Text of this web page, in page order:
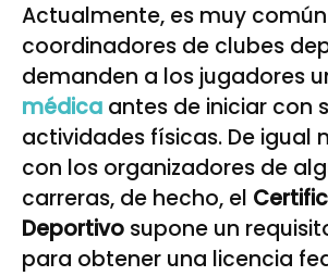
Actualmente, es muy
coordinadores de clubes
demanden a los jugadores
médica antes de iniciar con
actividades físicas. De igual
con los organizadores de
carreras, de hecho, el
Deportivo supone un
para obtener una licencia